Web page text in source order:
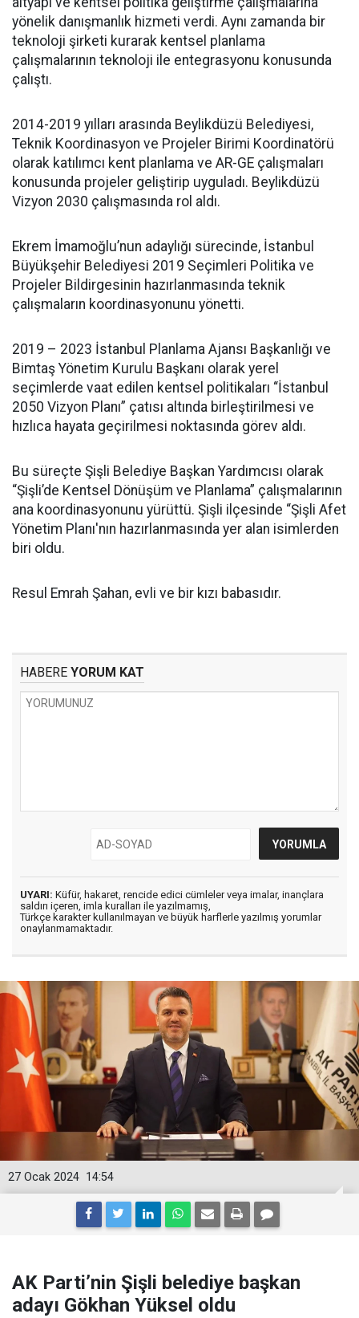
yönelik danışmanlık hizmeti verdi. Aynı zamanda bir
teknoloji şirketi kurarak kentsel planlama
çalışmalarının teknoloji ile entegrasyonu konusunda
çalıştı.
2014-2019 yılları arasında Beylikdüzü Belediyesi,
Teknik Koordinasyon ve Projeler Birimi Koordinatörü
olarak katılımcı kent planlama ve AR-GE çalışmaları
konusunda projeler geliştirip uyguladı. Beylikdüzü
Vizyon 2030 çalışmasında rol aldı.
Ekrem İmamoğlu’nun adaylığı sürecinde, İstanbul
Büyükşehir Belediyesi 2019 Seçimleri Politika ve
Projeler Bildirgesinin hazırlanmasında teknik
çalışmaların koordinasyonunu yönetti.
2019 – 2023 İstanbul Planlama Ajansı Başkanlığı ve
Bimtaş Yönetim Kurulu Başkanı olarak yerel
seçimlerde vaat edilen kentsel politikaları “İstanbul
2050 Vizyon Planı” çatısı altında birleştirilmesi ve
hızlıca hayata geçirilmesi noktasında görev aldı.
Bu süreçte Şişli Belediye Başkan Yardımcısı olarak
“Şişli’de Kentsel Dönüşüm ve Planlama” çalışmalarının
ana koordinasyonunu yürüttü. Şişli ilçesinde “Şişli Afet
Yönetim Planı'nın hazırlanmasında yer alan isimlerden
biri oldu.
Resul Emrah Şahan, evli ve bir kızı babasıdır.
HABERE YORUM KAT
UYARI: Küfür, hakaret, rencide edici cümleler veya imalar, inançlara
saldırı içeren, imla kuralları ile yazılmamış,
Türkçe karakter kullanılmayan ve büyük harflerle yazılmış yorumlar
onaylanmamaktadır.
14:54
27 Ocak 2024
AK Parti’nin Şişli belediye başkan
adayı Gökhan Yüksel oldu